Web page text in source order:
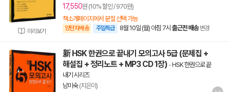
미리보기
17,550원 (10% 할인 / 970원)
책소개페이지에서 분철 선택 가능
양탄자배송 주말특급 8월 10일 (월) 아침 7시 출근전 배송 변경
新 HSK 한권으로 끝내기 모의고사 5급 (문제집 +
해설집 + 정리노트 + MP3 CD 1장) -HSK 한권으로 끝
내기 시리즈
남미숙(지은이)